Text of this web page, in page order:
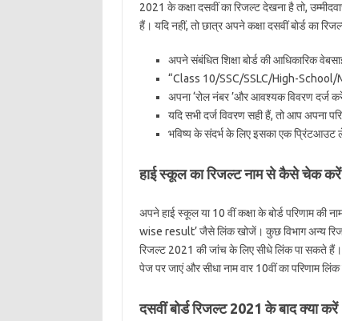
2021 के कक्षा दसवीं का रिजल्ट देखना है तो,
हैं। यदि नहीं, तो छात्र अपने कक्षा दसवीं बोर्ड का
अपने संबंधित शिक्षा बोर्ड की आधिकारिक
“Class 10/SSC/SSLC/High-School/
अपना ‘रोल नंबर ’और आवश्यक विवरण दर्ज
यदि सभी दर्ज विवरण सही हैं, तो आप अपना
भविष्य के संदर्भ के लिए इसका एक प्रिंटआउट
हाई स्कूल का रिजल्ट नाम से कैसे चेक
अपने हाई स्कूल या 10 वीं कक्षा के बोर्ड परिणाम की
wise result’ जैसे लिंक खोजें। कुछ विभाग अन्य
रिजल्ट 2021 की जांच के लिए सीधे लिंक पा सकते हैं।
पेज पर जाएं और सीधा नाम वार 10वीं का परिणाम लिंक
दसवीं बोर्ड रिजल्ट 2021 के बाद क्या करें